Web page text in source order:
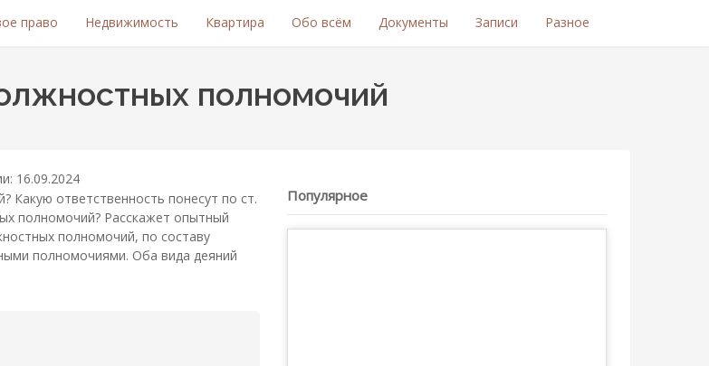
право Недвижимость Квартира Обо всём Документы Записи Разное
полномочий
16.09.2024
ответственность понесут по ст.
полномочий? Расскажет опытный
полномочий, по составу
полномочиями. Оба вида деяний
Популярное